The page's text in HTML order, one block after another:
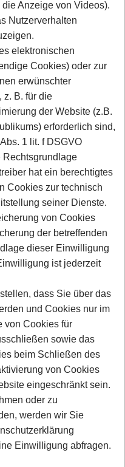
Anzeige von Videos).
Nutzerverhalten
elektronischen
Cookies) oder zur
erwünschter
z. B. für die
der Website (z.B.
erforderlich sind,
1 lit. f DSGVO
hat ein berechtigtes
Cookies zur technisch
seiner Dienste.
von Cookies
der betreffenden
dieser Einwilligung
ist jederzeit
dass Sie über das
und Cookies nur im
von Cookies für
sowie das
beim Schließen des
von Cookies
eingeschränkt sein.
oder zu
werden wir Sie
Einwilligung abfragen.